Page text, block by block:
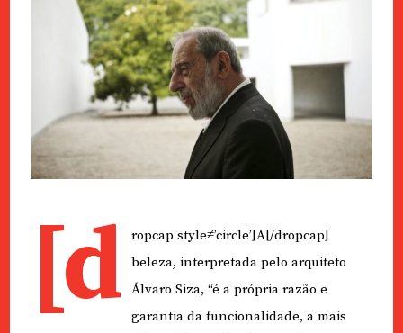
[d
ropcap style≠’circle’]A[/dropcap]
beleza, interpretada pelo arquiteto
Álvaro Siza, “é a própria razão e
garantia da funcionalidade, a mais